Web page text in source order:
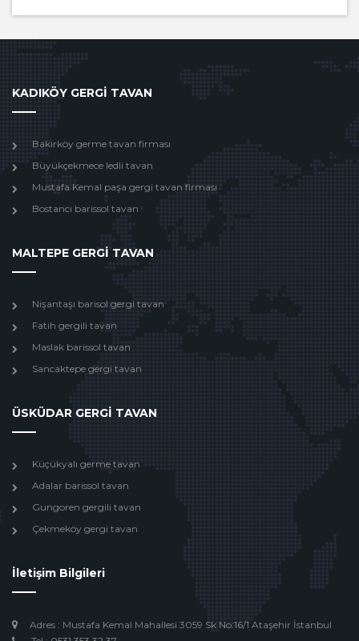
KADIKÖY GERGİ TAVAN
Bakırköy germe tavan firması
Büyükçekmece ledli tavan
Mustafa Kemal paşa gergi tavan firması
Bostancı barissol tavan
MALTEPE GERGİ TAVAN
Nişantaşı barisol gergi tavan
Fatih gergili tavan
Maslak barissol tavan
Sancaktepe gergi tavan
ÜSKÜDAR GERGİ TAVAN
Küçükyalı germe tavan
Adalar barissol tavan
Gungoren gergili tavan
Çekmeköy gergi tavan
İletişim Bilgileri
Adres : Mustafa Kemal Mahallesi 3059 Sk No:16/1 Ataşehir İstanbul